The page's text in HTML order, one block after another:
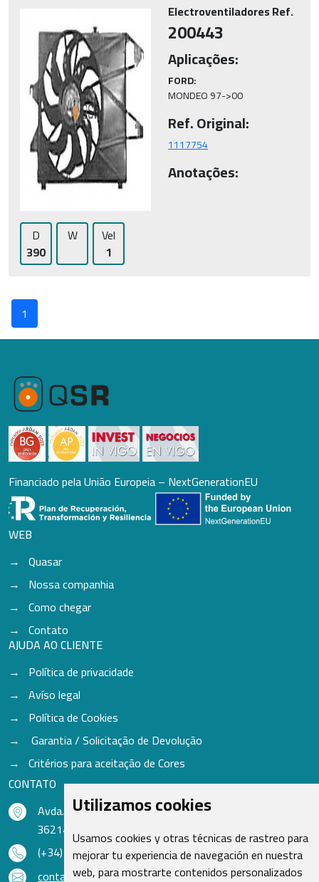
Utilizamos cookies
Usamos cookies y otras técnicas de rastreo para
mejorar tu experiencia de navegación en nuestra
web, para mostrarte contenidos personalizados
D
390
W
Vel
1
Electroventiladores Ref.
200443
Aplicações:
FORD:
MONDEO 97->00
Ref. Original:
1117754
Anotações:
1
Financiado pela União Europeia – NextGenerationEU
WEB
Quasar
Nossa companhia
Como chegar
Contato
AJUDA AO CLIENTE
Política de privacidade
Avíso legal
Política de Cookies
Garantia / Solicitação de Devolução
Critérios para aceitação de Cores
CONTATO
Avda. do Freixo - Sardoma, 13
36214 Vigo - Pontevedra - Espanha
(+34) 986 48 16 33
contacto@qsr.es